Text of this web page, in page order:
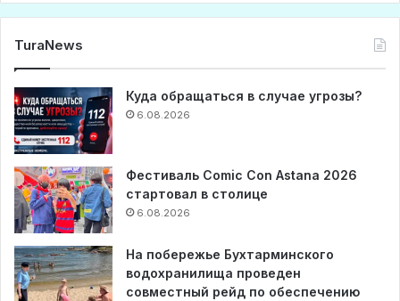
TuraNews
Куда обращаться в случае угрозы?
6.08.2026
Фестиваль Comic Con Astana 2026
стартовал в столице
6.08.2026
На побережье Бухтарминского
водохранилища проведен
совместный рейд по обеспечению